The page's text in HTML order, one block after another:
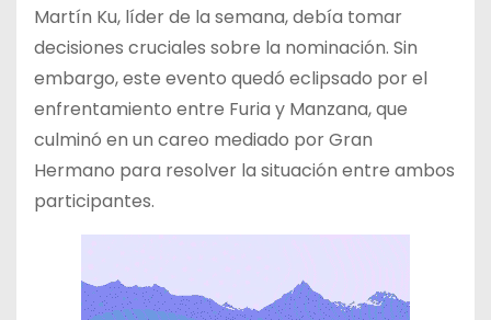
Martín Ku, líder de la semana, debía tomar
decisiones cruciales sobre la nominación. Sin
embargo, este evento quedó eclipsado por el
enfrentamiento entre Furia y Manzana, que
culminó en un careo mediado por Gran
Hermano para resolver la situación entre ambos
participantes.